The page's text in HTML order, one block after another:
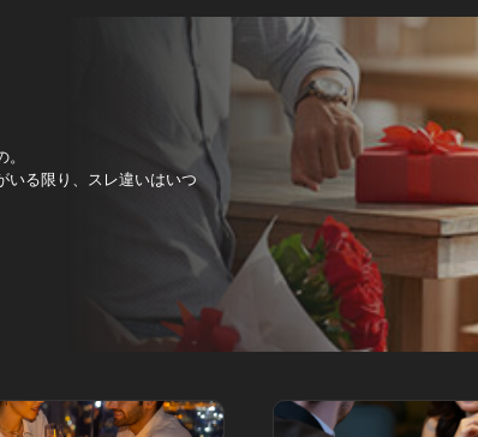
る限り、スレ違いはいつ